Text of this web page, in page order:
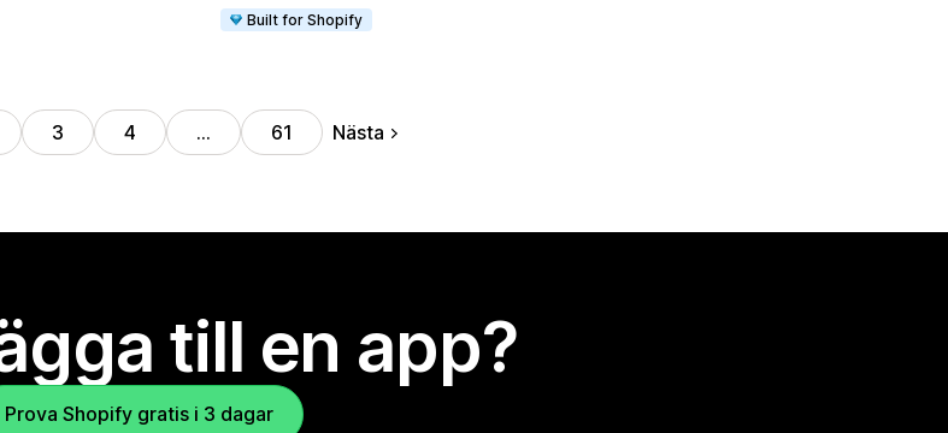
Built for Shopify
3 4 … 61 Nästa
till en app?
Prova Shopify gratis i 3 dagar